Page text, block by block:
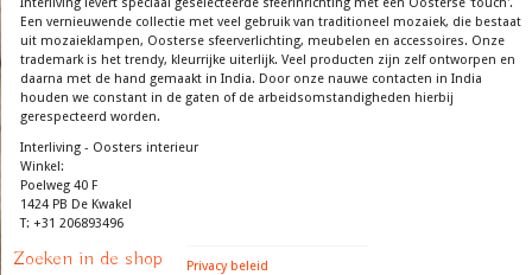
Een vernieuwende collectie met veel gebruik van traditioneel mozaiek, die bestaat
uit mozaieklampen, Oosterse sfeerverlichting, meubelen en accessoires. Onze
trademark is het trendy, kleurrijke uiterlijk. Veel producten zijn zelf ontworpen en
daarna met de hand gemaakt in India. Door onze nauwe contacten in India
houden we constant in de gaten of de arbeidsomstandigheden hierbij
gerespecteerd worden.
Interliving - Oosters interieur
Winkel:
Poelweg 40 F
1424 PB De Kwakel
T: +31 206893496
Zoeken in de shop Privacy beleid